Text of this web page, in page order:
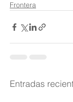
Frontera
Entradas